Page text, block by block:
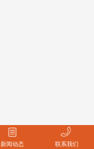
新闻动态 联系我们